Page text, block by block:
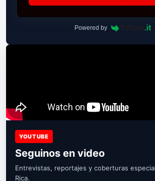
Powered by
YOUTUBE
Seguinos en video
Entrevistas, reportajes y coberturas
Rica.